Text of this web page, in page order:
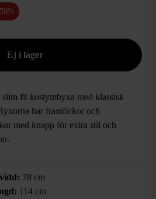
slim fit kostymbyxa med klassisk
har framfickor och
med knapp för extra stil och
78 cm
114 cm